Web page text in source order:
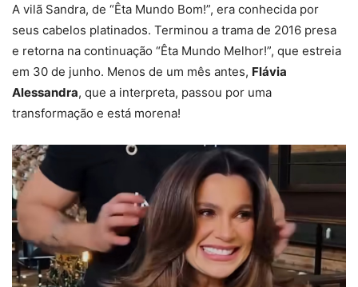
A vilã Sandra, de “Êta Mundo Bom!”, era conhecida por
seus cabelos platinados. Terminou a trama de 2016 presa
e retorna na continuação “Êta Mundo Melhor!”, que estreia
em 30 de junho. Menos de um mês antes, Flávia
Alessandra, que a interpreta, passou por uma
transformação e está morena!